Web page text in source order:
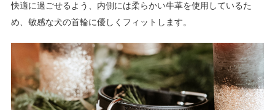
快適に過ごせるよう、内側には柔らかい牛革を使用しているた
め、敏感な犬の首輪に優しくフィットします。